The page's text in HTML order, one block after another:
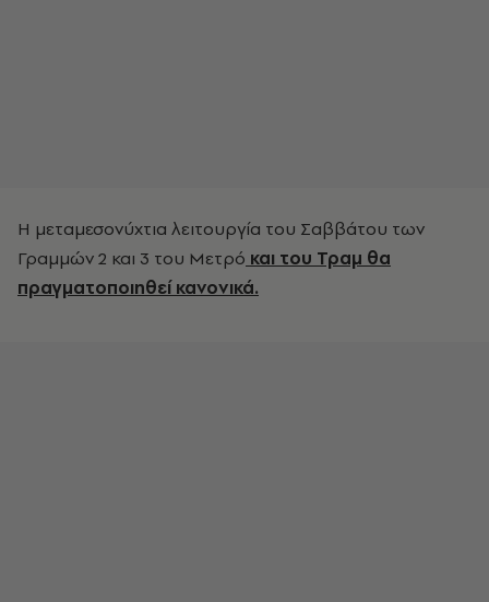
Η μεταμεσονύχτια λειτουργία του Σαββάτου των
Γραμμών 2 και 3 του Μετρό και του Τραμ θα
πραγματοποιηθεί κανονικά.